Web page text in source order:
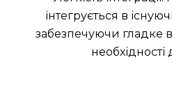
інтегрується в
забезпечуючи гладке